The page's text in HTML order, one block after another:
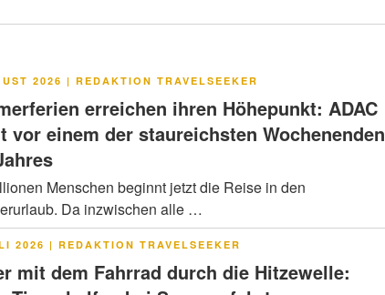
2026 | REDAKTION TRAVELSEEKER
erreichen ihren Höhepunkt: ADAC
vor einem der staureichsten Wochenenden
Menschen beginnt jetzt die Reise in den
Da inzwischen alle …
2026 | REDAKTION TRAVELSEEKER
mit dem Fahrrad durch die Hitzewelle: